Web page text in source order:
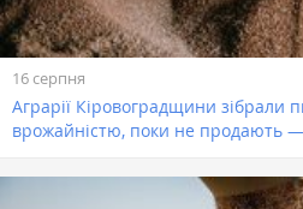
16 серпня
Аграрії Кіровоградщини
врожайністю, поки не продають